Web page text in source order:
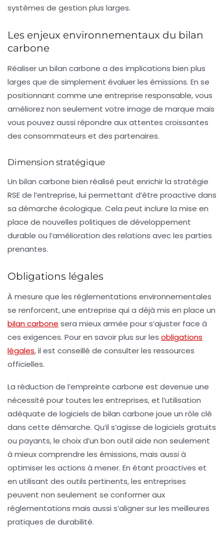
systèmes de gestion plus larges.
Les enjeux environnementaux du bilan
carbone
Réaliser un bilan carbone a des implications bien plus
larges que de simplement évaluer les émissions. En se
positionnant comme une entreprise responsable, vous
améliorez non seulement votre image de marque mais
vous pouvez aussi répondre aux attentes croissantes
des consommateurs et des partenaires.
Dimension stratégique
Un bilan carbone bien réalisé peut enrichir la stratégie
RSEde l’entreprise, lui permettant d’être proactive dans
sa démarche écologique. Cela peut inclure la mise en
place de nouvelles politiques de développement
durable ou l’amélioration des relations avec les parties
prenantes.
Obligations légales
À mesure que les réglementations environnementales
se renforcent, une entreprise qui a déjà mis en place un
bilan carbone sera mieux armée pour s’ajuster face à
ces exigences. Pour en savoir plus sur les obligations
légales, il est conseillé de consulter les ressources
officielles.
La réduction de l’empreinte carbone est devenue une
nécessité pour toutes les entreprises, et l’utilisation
adéquate de logiciels de bilan carbone joue un rôle clé
dans cette démarche. Qu’il s’agisse de logiciels gratuits
ou payants, le choix d’un bon outil aide non seulement
à mieux comprendre les émissions, mais aussi à
optimiser les actions à mener. En étant proactives et
en utilisant des outils pertinents, les entreprises
peuvent non seulement se conformer aux
réglementations mais aussi s’aligner sur les meilleures
pratiques de durabilité.